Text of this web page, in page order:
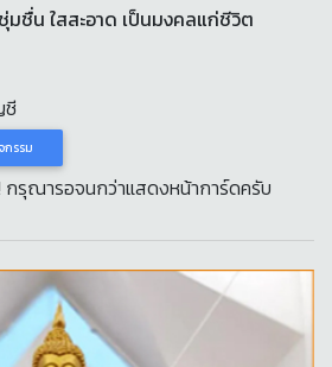
มชื่น ใสสะอาด เป็นมงคลแก่ชีวิต
ชี
กรรม
รุณารอจนกว่าแสดงหน้าการ์ดครับ